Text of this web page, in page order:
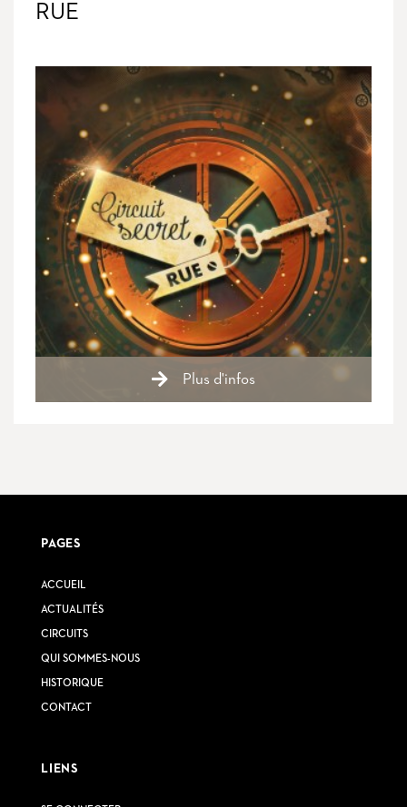
RUE
Plus d'infos
PAGES
ACCUEIL
ACTUALITÉS
CIRCUITS
QUI SOMMES-NOUS
HISTORIQUE
CONTACT
LIENS